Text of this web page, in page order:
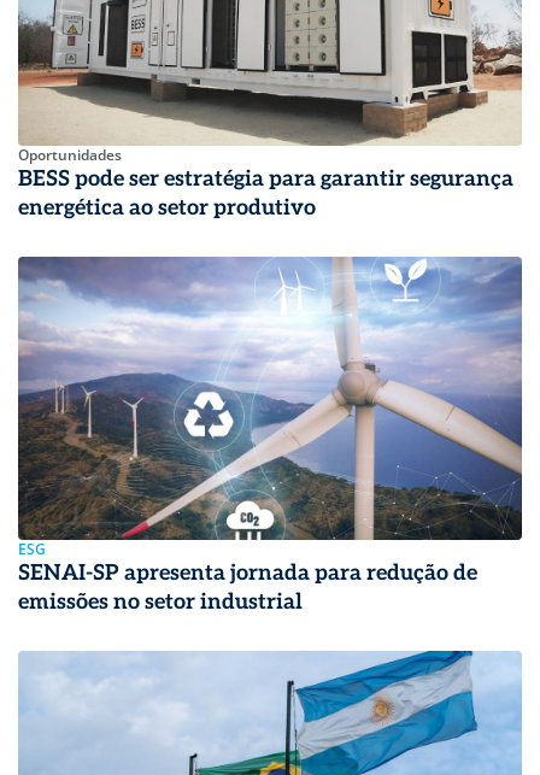
Oportunidades
BESS pode ser estratégia para garantir segurança
energética ao setor produtivo
ESG
SENAI-SP apresenta jornada para redução de
emissões no setor industrial